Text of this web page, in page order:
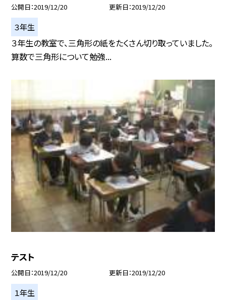
公開日 2019/12/20 更新日 2019/12/20
３年生
３年生の教室で、三角形の紙をたくさん切り取っていました。
算数で三角形について勉強...
テスト
公開日 2019/12/20 更新日 2019/12/20
１年生